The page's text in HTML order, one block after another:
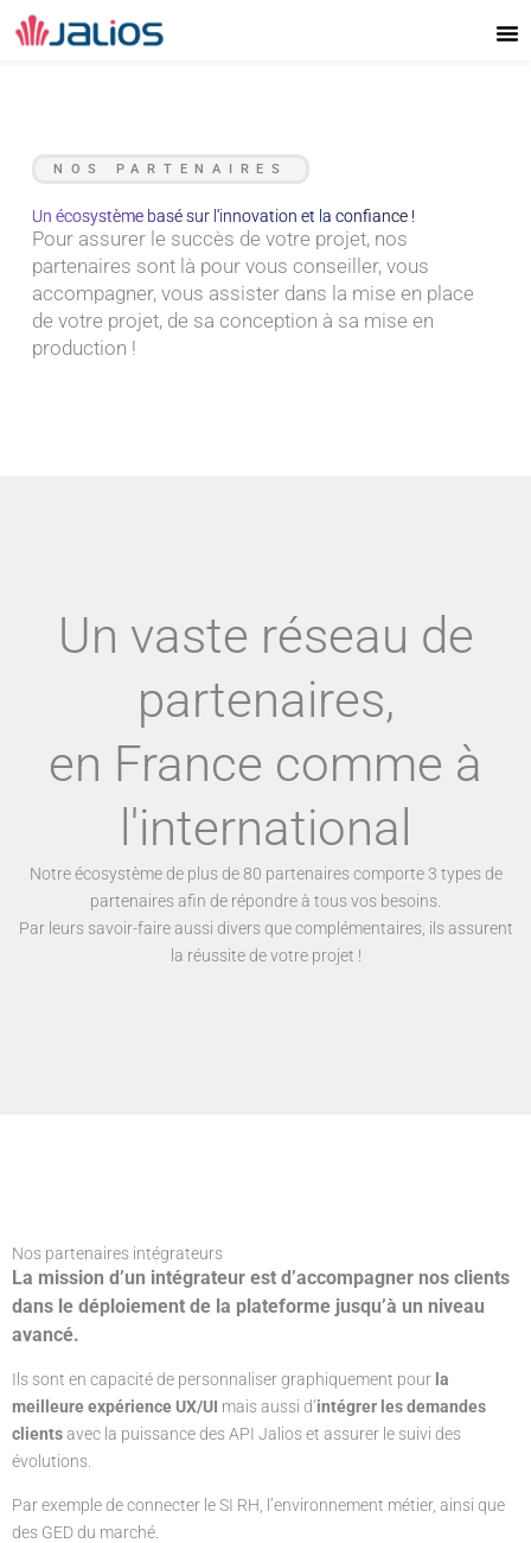
Aller
au
NOS PARTENAIRES
Un écosystème basé sur l'innovation et la confiance !
Pour assurer le succès de votre projet, nos
partenaires sont là pour vous conseiller, vous
accompagner, vous assister dans la mise en place
de votre projet, de sa conception à sa mise en
production !
Un vaste réseau de
partenaires,
en France comme à
l'international
Notre écosystème de plus de 80 partenaires comporte 3 types de
partenaires afin de répondre à tous vos besoins.
Par leurs savoir-faire aussi divers que complémentaires, ils assurent
la réussite de votre projet !
Nos partenaires intégrateurs
La mission d’un intégrateur est d’accompagner nos clients
dans le déploiement de la plateforme jusqu’à un niveau
avancé.
Ils sont en capacité de personnaliser graphiquement pour la
meilleure expérience UX/UI mais aussi d’intégrer les demandes
clientsavec la puissance des API Jalios et assurer le suivi des
évolutions.
Par exemple de connecter le SI RH, l’environnement métier, ainsi que
des GED du marché.